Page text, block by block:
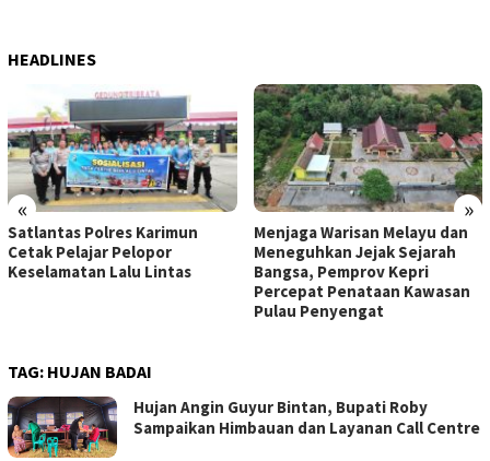
HEADLINES
« »
Satlantas Polres Karimun
Cetak Pelajar Pelopor
Keselamatan Lalu Lintas
Menjaga Warisan Melayu dan
Meneguhkan Jejak Sejarah
Bangsa, Pemprov Kepri
Percepat Penataan Kawasan
Pulau Penyengat
TAG: HUJAN BADAI
Hujan Angin Guyur Bintan, Bupati Roby
Sampaikan Himbauan dan Layanan Call Centre